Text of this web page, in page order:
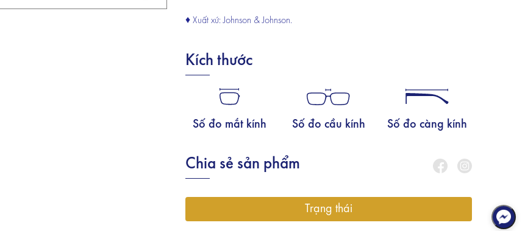
♦ Xuất xứ: Johnson & Johnson.
Kích thước
Số đo mắt kính Số đo cầu kính Số đo càng kính
Chia sẻ sản phẩm
Trạng thái